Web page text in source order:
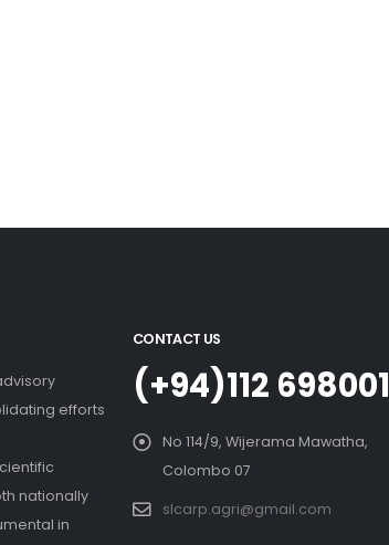
efforts
nationally
in
CONTACT US
(+94)112 698001
No 114/9, Wijerama Mawatha,
Colombo 07
slcarp.agri@gmail.com